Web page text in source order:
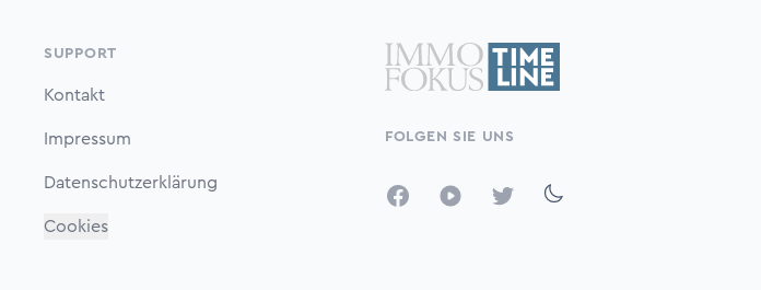
SUPPORT
Kontakt
Impressum
Datenschutzerklärung
Cookies
FOLGEN SIE UNS
FacebookYouTubeTwitter